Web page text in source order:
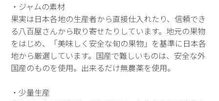
・ジャムの素材
果実は日本各地の生産者から直接仕入れたり、信頼でき
る八百屋さんから取り寄せたりしています。地元の果物
をはじめ、「美味しく安全な旬の果物」を基準に日本各
地から厳選しています。国産で難しいものは、安全な外
国産のものを使用。出来るだけ無農薬を使用。
・少量生産